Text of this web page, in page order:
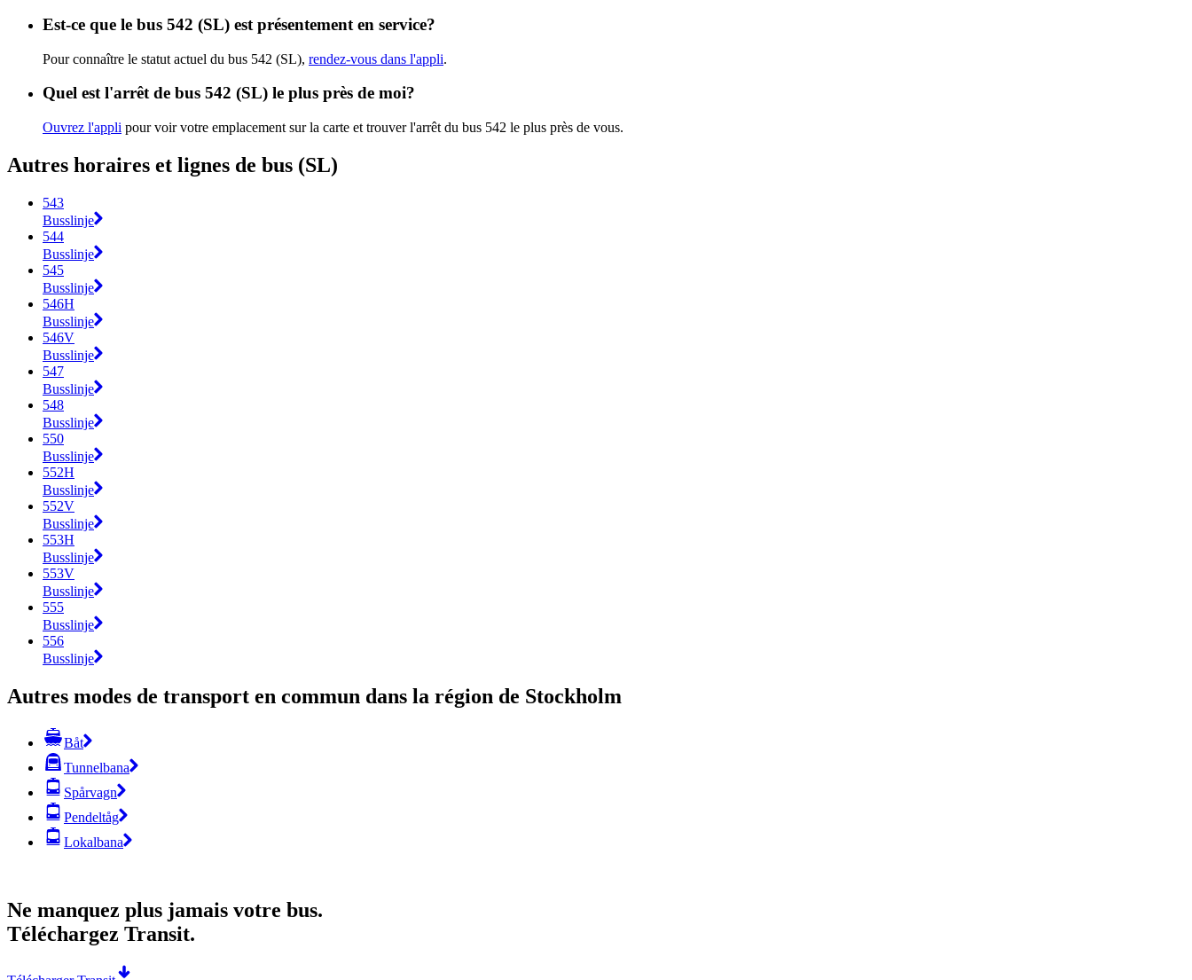
Est-ce que le bus 542 (SL) est présentement en service?
Pour connaître le statut actuel du bus 542 (SL), rendez-vous dans l'appli.
Quel est l'arrêt de bus 542 (SL) le plus près de moi?
Ouvrez l'appli pour voir votre emplacement sur la carte et trouver l'arrêt du bus 542 le plus près de vous.
Autres horaires et lignes de bus (SL)
543
Busslinje
544
Busslinje
545
Busslinje
546H
Busslinje
546V
Busslinje
547
Busslinje
548
Busslinje
550
Busslinje
552H
Busslinje
552V
Busslinje
553H
Busslinje
553V
Busslinje
555
Busslinje
556
Busslinje
Autres modes de transport en commun dans la région de Stockholm
Båt
Tunnelbana
Spårvagn
Pendeltåg
Lokalbana
Ne manquez plus jamais votre bus.
Téléchargez Transit.